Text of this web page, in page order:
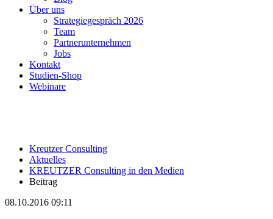
Über uns
Strategiegespräch 2026
Team
Partnerunternehmen
Jobs
Kontakt
Studien-Shop
Webinare
Kreutzer Consulting
Aktuelles
KREUTZER Consulting in den Medien
Beitrag
08.10.2016 09:11